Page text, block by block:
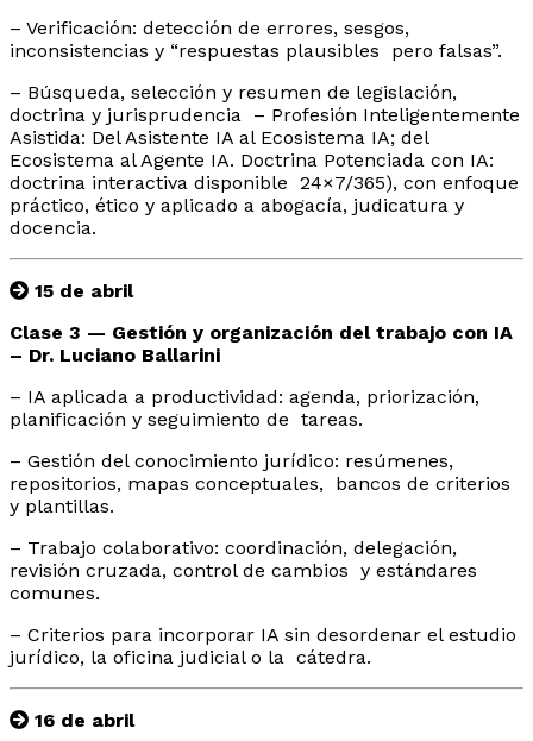
– Verificación: detección de errores, sesgos,
inconsistencias y “respuestas plausibles pero falsas”.
– Búsqueda, selección y resumen de legislación,
doctrina y jurisprudencia – Profesión Inteligentemente
Asistida: Del Asistente IA al Ecosistema IA; del
Ecosistema al Agente IA. Doctrina Potenciada con IA:
doctrina interactiva disponible 24×7/365), con enfoque
práctico, ético y aplicado a abogacía, judicatura y
docencia.
15 de abril
Clase 3 — Gestión y organización del trabajo con IA
– Dr. Luciano Ballarini
– IA aplicada a productividad: agenda, priorización,
planificación y seguimiento de tareas.
– Gestión del conocimiento jurídico: resúmenes,
repositorios, mapas conceptuales, bancos de criterios
y plantillas.
– Trabajo colaborativo: coordinación, delegación,
revisión cruzada, control de cambios y estándares
comunes.
– Criterios para incorporar IA sin desordenar el estudio
jurídico, la oficina judicial o la cátedra.
16 de abril